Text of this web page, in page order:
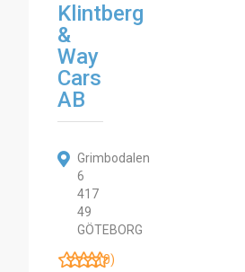
Klintberg
&
Way
Cars
AB
Grimbodalen
6
417
49
GÖTEBORG
(0)